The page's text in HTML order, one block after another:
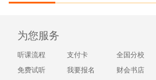
为您服务
听课流程 支付卡 全国分校
免费试听
我要报名 财会书店